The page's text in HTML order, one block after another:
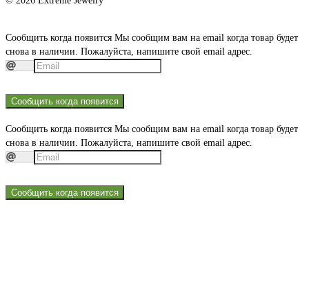
Сообщить когда появится Мы сообщим вам на email когда товар будет
снова в наличии. Пожалуйста, напишите свой email адрес.
Сообщить когда появится
Сообщить когда появится Мы сообщим вам на email когда товар будет
снова в наличии. Пожалуйста, напишите свой email адрес.
Сообщить когда появится